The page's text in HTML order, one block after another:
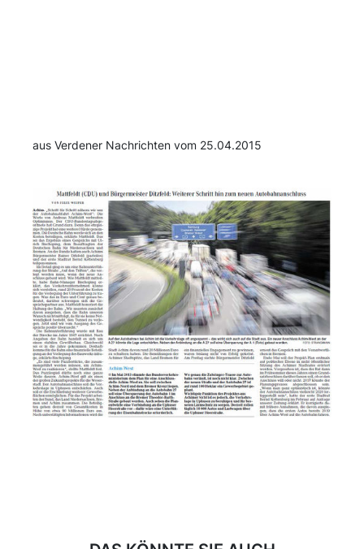
aus Verdener Nachrichten vom 25.04.2015